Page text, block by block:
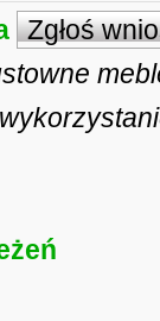
Zgłoś